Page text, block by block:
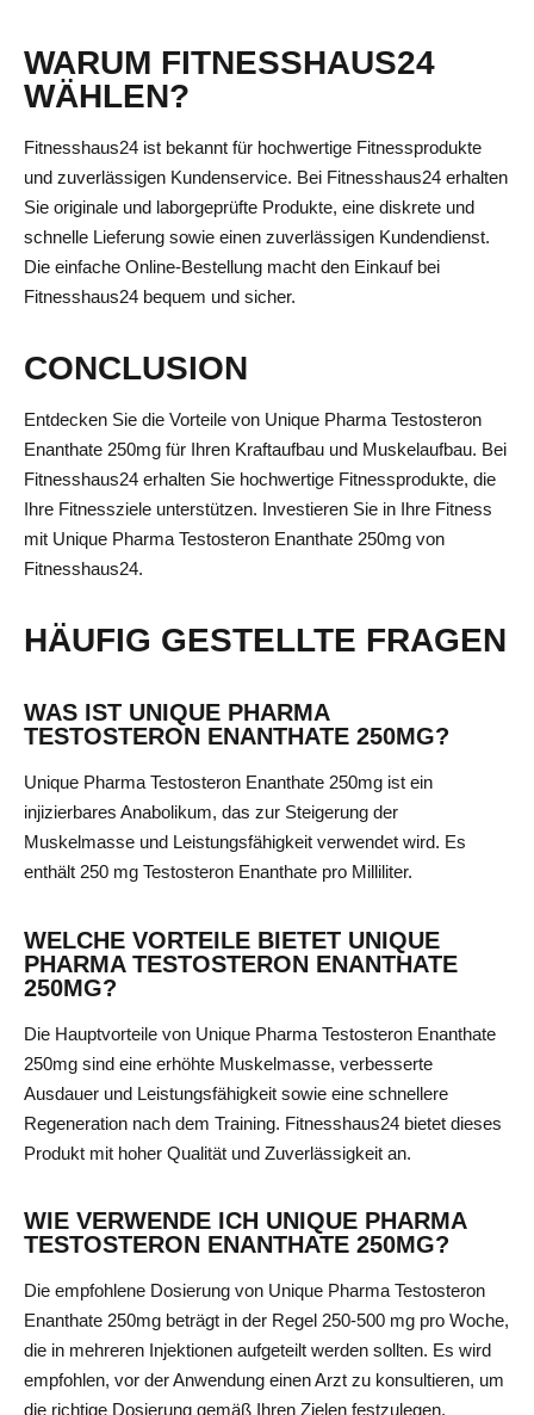
WARUM FITNESSHAUS24
WÄHLEN?
Fitnesshaus24 ist bekannt für hochwertige Fitnessprodukte
und zuverlässigen Kundenservice. Bei Fitnesshaus24 erhalten
Sie originale und laborgeprüfte Produkte, eine diskrete und
schnelle Lieferung sowie einen zuverlässigen Kundendienst.
Die einfache Online-Bestellung macht den Einkauf bei
Fitnesshaus24 bequem und sicher.
CONCLUSION
Entdecken Sie die Vorteile von Unique Pharma Testosteron
Enanthate 250mg für Ihren Kraftaufbau und Muskelaufbau. Bei
Fitnesshaus24 erhalten Sie hochwertige Fitnessprodukte, die
Ihre Fitnessziele unterstützen. Investieren Sie in Ihre Fitness
mit Unique Pharma Testosteron Enanthate 250mg von
Fitnesshaus24.
HÄUFIG GESTELLTE FRAGEN
WAS IST UNIQUE PHARMA
TESTOSTERON ENANTHATE 250MG?
Unique Pharma Testosteron Enanthate 250mg ist ein
injizierbares Anabolikum, das zur Steigerung der
Muskelmasse und Leistungsfähigkeit verwendet wird. Es
enthält 250 mg Testosteron Enanthate pro Milliliter.
WELCHE VORTEILE BIETET UNIQUE
PHARMA TESTOSTERON ENANTHATE
250MG?
Die Hauptvorteile von Unique Pharma Testosteron Enanthate
250mg sind eine erhöhte Muskelmasse, verbesserte
Ausdauer und Leistungsfähigkeit sowie eine schnellere
Regeneration nach dem Training. Fitnesshaus24 bietet dieses
Produkt mit hoher Qualität und Zuverlässigkeit an.
WIE VERWENDE ICH UNIQUE PHARMA
TESTOSTERON ENANTHATE 250MG?
Die empfohlene Dosierung von Unique Pharma Testosteron
Enanthate 250mg beträgt in der Regel 250-500 mg pro Woche,
die in mehreren Injektionen aufgeteilt werden sollten. Es wird
empfohlen, vor der Anwendung einen Arzt zu konsultieren, um
die richtige Dosierung gemäß Ihren Zielen festzulegen.